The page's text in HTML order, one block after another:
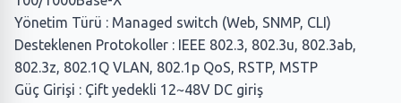
Yönetim Türü : Managed switch (Web, SNMP, CLI)
Desteklenen Protokoller : IEEE 802.3, 802.3u, 802.3ab,
802.3z, 802.1Q VLAN, 802.1p QoS, RSTP, MSTP
Güç Girişi : Çift yedekli 12~48V DC giriş